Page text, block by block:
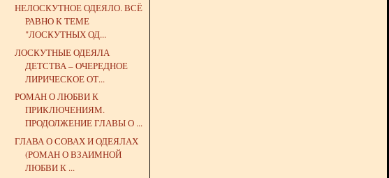
НЕЛОСКУТНОЕ ОДЕЯЛО. ВСЁ
РАВНО К ТЕМЕ
"ЛОСКУТНЫХ ОД...
ЛОСКУТНЫЕ ОДЕЯЛА
ДЕТСТВА – ОЧЕРЕДНОЕ
ЛИРИЧЕСКОЕ ОТ...
РОМАН О ЛЮБВИ К
ПРИКЛЮЧЕНИЯМ.
ПРОДОЛЖЕНИЕ ГЛАВЫ О ...
ГЛАВА О СОВАХ И ОДЕЯЛАХ
(РОМАН О ВЗАИМНОЙ
ЛЮБВИ К ...